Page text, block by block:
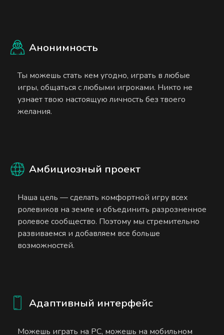
Анонимность
Ты можешь стать кем угодно, играть в любые
игры, общаться с любыми игроками. Никто не
узнает твою настоящую личность без твоего
желания.
Амбициозный проект
Наша цель — сделать комфортной игру всех
ролевиков на земле и объединить разрозненное
ролевое сообщество. Поэтому мы стремительно
развиваемся и добавляем все больше
возможностей.
Адаптивный интерфейс
Можешь играть на PC, можешь на мобильном